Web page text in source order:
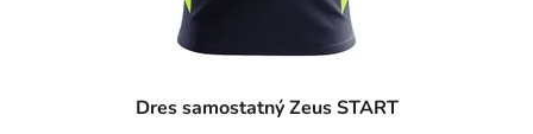
Dres samostatný Zeus START